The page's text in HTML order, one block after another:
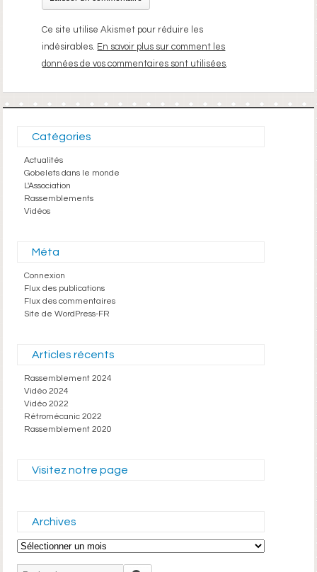
Ce site utilise Akismet pour réduire les
indésirables. En savoir plus sur comment les
données de vos commentaires sont utilisées
Catégories
Actualités
Gobelets dans le monde
L'Association
Rassemblements
Vidéos
Méta
Connexion
Flux des publications
Flux des commentaires
Site de WordPress-FR
Articles récents
Rassemblement 2024
Vidéo 2024
Vidéo 2022
Rétromécanic 2022
Rassemblement 2020
Visitez notre page
Archives
Archives